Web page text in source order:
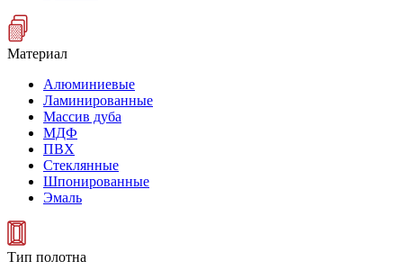
Материал
Алюминиевые
Ламинированные
Массив дуба
МДФ
ПВХ
Стеклянные
Шпонированные
Эмаль
Тип полотна